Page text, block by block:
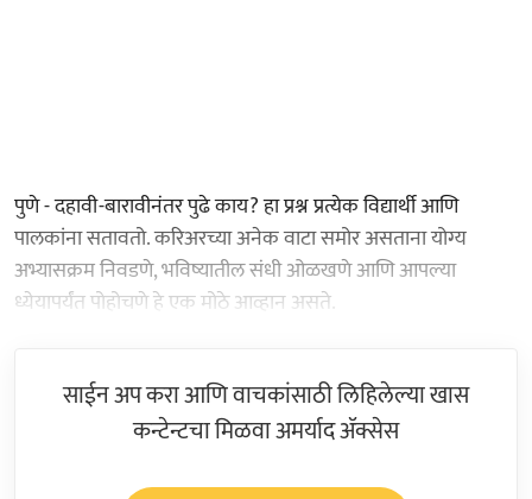
पुणे - दहावी-बारावीनंतर पुढे काय? हा प्रश्न प्रत्येक विद्यार्थी आणि
पालकांना सतावतो. करिअरच्या अनेक वाटा समोर असताना योग्य
अभ्यासक्रम निवडणे, भविष्यातील संधी ओळखणे आणि आपल्या
ध्येयापर्यंत पोहोचणे हे एक मोठे आव्हान असते.
साईन अप करा आणि वाचकांसाठी लिहिलेल्या खास
कन्टेन्टचा मिळवा अमर्याद ॲक्सेस